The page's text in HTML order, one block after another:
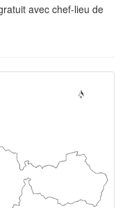
avec chef-lieu de